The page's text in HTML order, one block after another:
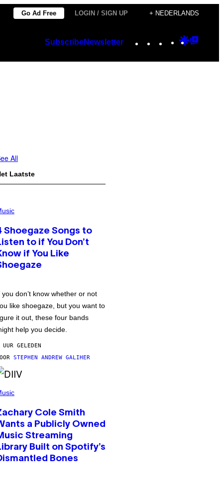
Go Ad Free LOGIN / SIGN UP + NEDERLANDS
SubscribeNewsletter Instagram
TikTok
YouTube
Google
All
Laatste
Shoegaze Songs to
to if You Don’t
if You Like
you don’t know whether or not
like shoegaze, but you want to
it out, these four bands
help you decide.
GELEDEN
STEPHEN ANDREW GALIHER
Cole Smith
a Publicly Owned
Streaming
Built on Spotify’s
Bones